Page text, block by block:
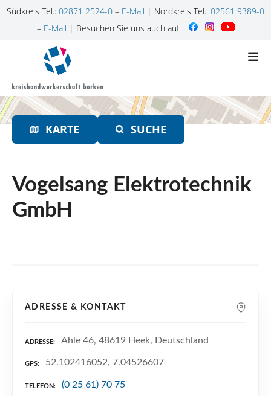
Südkreis Tel.: 02871 2524-0 – E-Mail | Nordkreis Tel.: 02561 9389-0
– E-Mail | Besuchen Sie uns auch auf
n
h
KARTE SUCHE
Vogelsang Elektrotechnik
GmbH
ADRESSE & KONTAKT
ADRESSE Ahle 46, 48619 Heek, Deutschland
GPS 52.102416052, 7.04526607
TELEFON (0 25 61) 70 75